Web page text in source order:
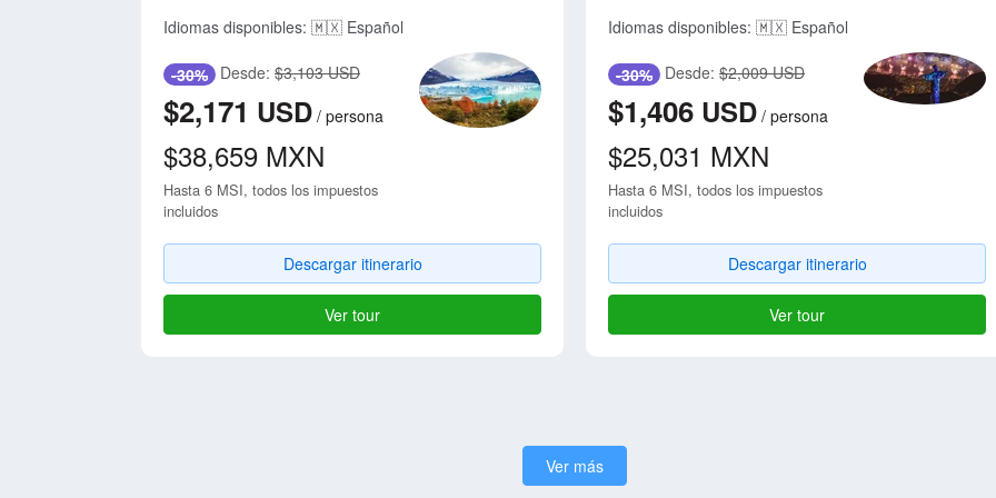
Idiomas disponibles: 🇲🇽 Español
-30% Desde: $3,103 USD
$2,171 USD / persona
$38,659 MXN
Hasta 6 MSI, todos los impuestos
incluidos
Descargar itinerario
Ver tour
Idiomas disponibles: 🇲🇽 Español
-30% Desde: $2,009 USD
$1,406 USD / persona
$25,031 MXN
Hasta 6 MSI, todos los impuestos
incluidos
Descargar itinerario
Ver tour
Ver más